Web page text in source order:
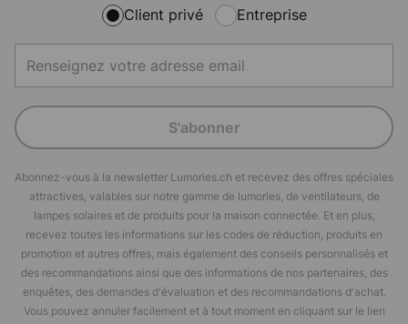
Client privé Entreprise
S'abonner
Abonnez-vous à la newsletter Lumories.ch et recevez des offres spéciales
attractives, valables sur notre gamme de lumories, de ventilateurs, de
lampes solaires et de produits pour la maison connectée. Et en plus,
recevez toutes les informations sur les codes de réduction, produits en
promotion et autres offres, mais également des conseils personnalisés et
des recommandations ainsi que des informations de nos partenaires, des
enquêtes, des demandes d'évaluation et des recommandations d'achat.
Vous pouvez annuler facilement et à tout moment en cliquant sur le lien